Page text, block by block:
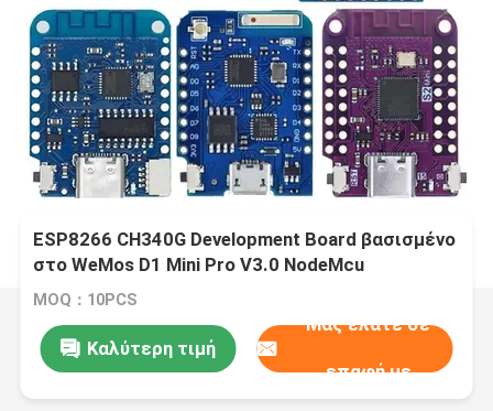
ESP8266 CH340G Development Board βασισμένο
στο WeMos D1 Mini Pro V3.0 NodeMcu
4MB/16MB Bytes Lua WIFI Διαδίκτυο πραγμάτων
MOQ：10PCS
Καλύτερη τιμή
Μας ελάτε σε
επαφή με